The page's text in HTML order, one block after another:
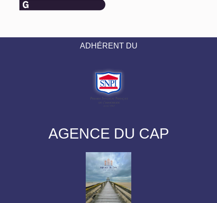
ADHÉRENT DU
AGENCE DU CAP